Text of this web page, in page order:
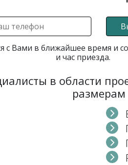
с Вами в ближайшее время и
и час приезда.
в области
размерам